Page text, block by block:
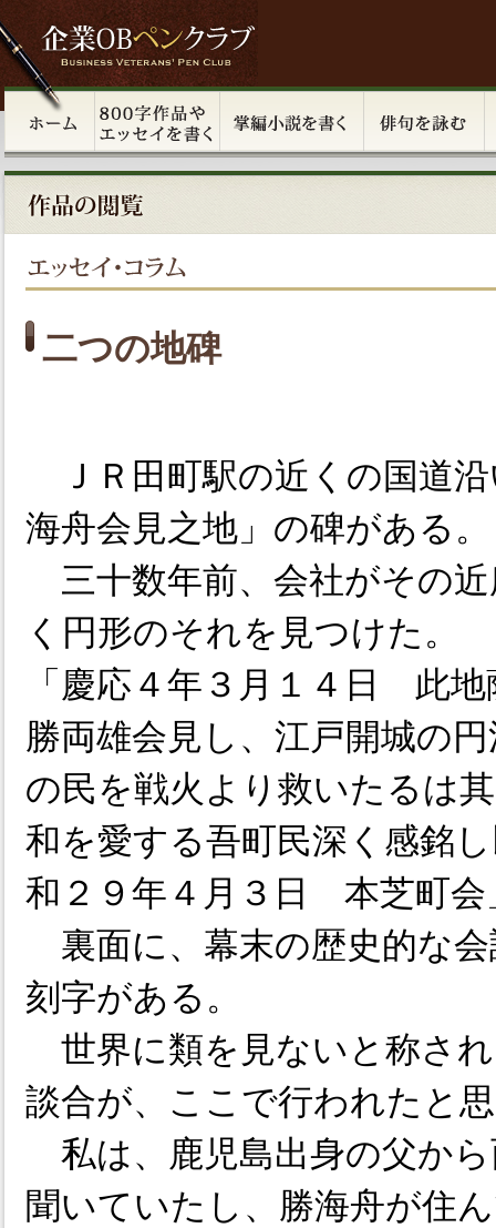
二つの地碑
ＪＲ田町駅の近くの国道
海舟会見之地」の碑がある。
三十数年前、会社がその
く円形のそれを見つけた。
「慶応４年３月１４日 此
勝両雄会見し、江戸開城の
の民を戦火より救いたるは
和を愛する吾町民深く感銘
和２９年４月３日 本芝町会
裏面に、幕末の歴史的な
刻字がある。
世界に類を見ないと称さ
談合が、ここで行われたと
私は、鹿児島出身の父か
聞いていたし、勝海舟が住